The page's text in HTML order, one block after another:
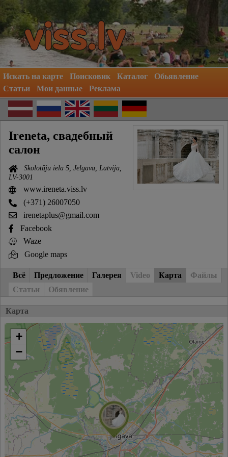
Искать на карте Поисковик Каталог
Обьявление
Статьи
Мои данные Реклама
Ireneta, свадебный
салон
Skolotāju iela 5, Jelgava, Latvija,
LV-3001
www.ireneta.viss.lv
(+371) 26007050
irenetaplus@gmail.com
Facebook
Waze
Google maps
Всё Предложение Галерея Video Карта
Файлы
Статьи
Обявление
Карта
+
−